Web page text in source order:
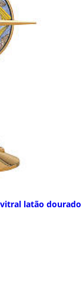
latão dourado